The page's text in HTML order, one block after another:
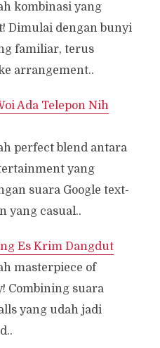
kombinasi yang
Dimulai dengan bunyi
familiar, terus
arrangement..
Ada Telepon Nih
perfect blend antara
yang
suara Google text-
yang casual..
Es Krim Dangdut
masterpiece of
Combining suara
yang udah jadi